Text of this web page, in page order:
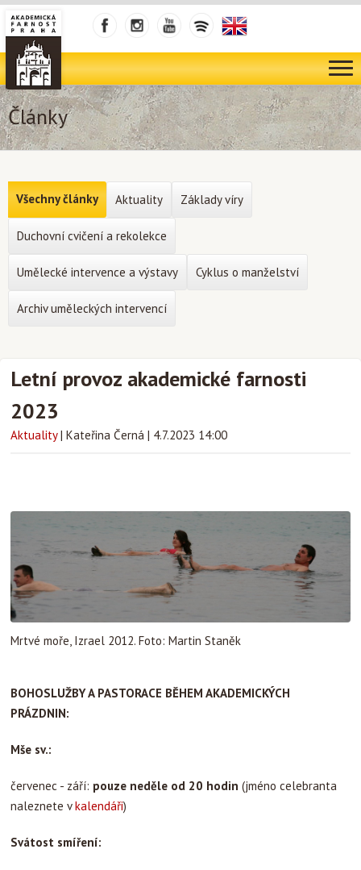
Články
Letní provoz akademické farnosti
2023
Aktuality | Kateřina Černá | 4.7.2023 14:00
Mrtvé moře, Izrael 2012. Foto: Martin Staněk
BOHOSLUŽBY A PASTORACE BĚHEM AKADEMICKÝCH
PRÁZDNIN:
Mše sv.:
červenec - září: pouze neděle od 20 hodin (jméno celebranta
naleznete vkalendáři)
Svátost smíření:
Všechny články Aktuality Základy víry
Duchovní cvičení a rekolekce
Umělecké intervence a výstavy Cyklus o manželství
Archiv uměleckých intervencí